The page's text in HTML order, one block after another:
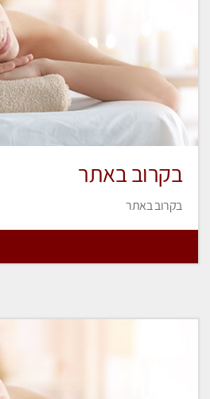
בקרוב באתר
בקרוב באתר